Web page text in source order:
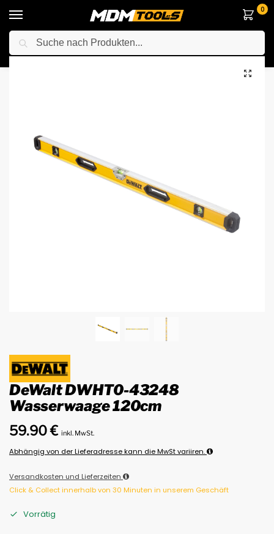
0
Startseite / Messgeräte & Laser / Wasserwaage
DeWalt DWHT0-43248
Wasserwaage 120cm
59.90€ inkl. MwSt.
Abhängig von der Lieferadresse kann die MwSt variiren.
Versandkosten und Lieferzeiten
Click & Collect innerhalb von 30 Minuten in unserem Geschäft
Vorrätig